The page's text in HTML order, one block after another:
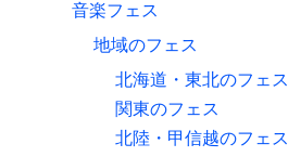
音楽フェス
地域のフェス
北海道・東北のフェス
関東のフェス
北陸・甲信越のフェス